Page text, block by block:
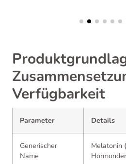
Verfügbarkeit
Parameter Details
Generischer
Name
Melatonin